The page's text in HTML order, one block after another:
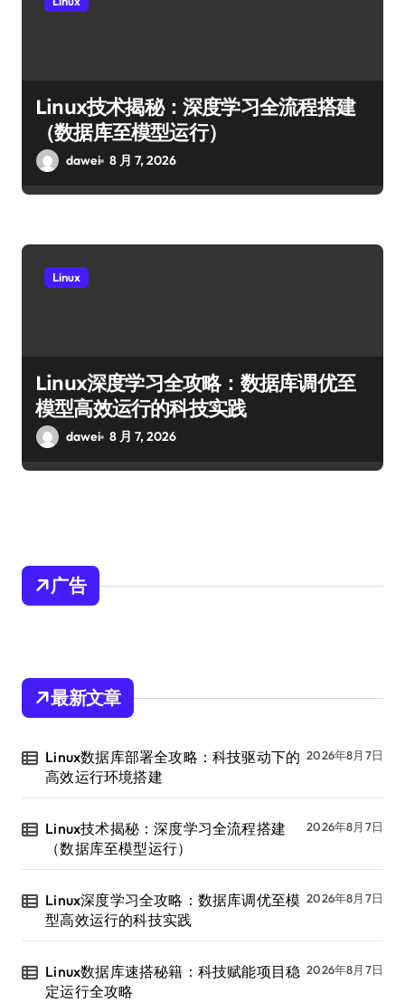
Linux技术揭秘：深度学习全流程搭建
（数据库至模型运行）
dawei 8 月 7, 2026
Linux
Linux深度学习全攻略：数据库调优至
模型高效运行的科技实践
dawei 8 月 7, 2026
广告
最新文章
Linux数据库部署全攻略：科技驱动下的
高效运行环境搭建
2026年8月7日
Linux技术揭秘：深度学习全流程搭建
（数据库至模型运行）
2026年8月7日
Linux深度学习全攻略：数据库调优至模
型高效运行的科技实践
2026年8月7日
Linux数据库速搭秘籍：科技赋能项目稳
定运行全攻略
2026年8月7日